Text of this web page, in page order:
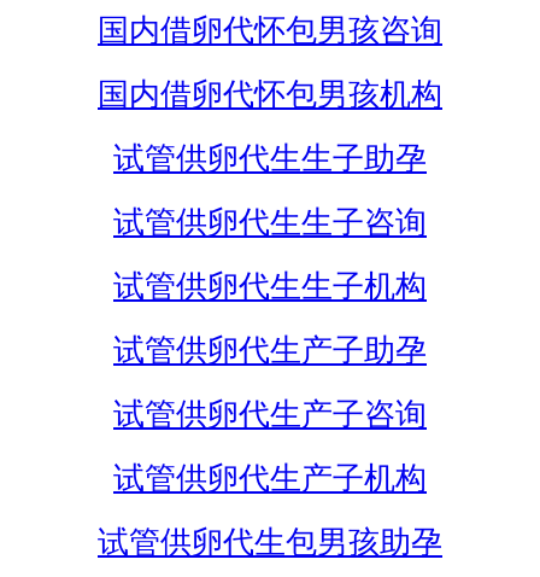
国内借卵代怀包男孩咨询
国内借卵代怀包男孩机构
试管供卵代生生子助孕
试管供卵代生生子咨询
试管供卵代生生子机构
试管供卵代生产子助孕
试管供卵代生产子咨询
试管供卵代生产子机构
试管供卵代生包男孩助孕